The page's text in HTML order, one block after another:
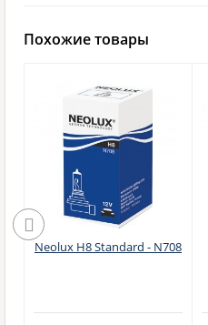
Похожие товары
Neolux H8 Standard - N708